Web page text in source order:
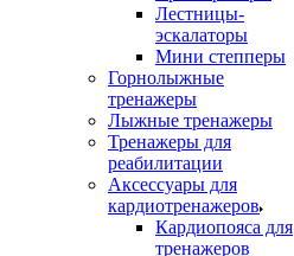
Лестницы-
эскалаторы
Мини степперы
Горнолыжные
тренажеры
Лыжные тренажеры
Тренажеры для
реабилитации
Аксессуары для
кардиотренажеров
Кардиопояса для
тренажеров